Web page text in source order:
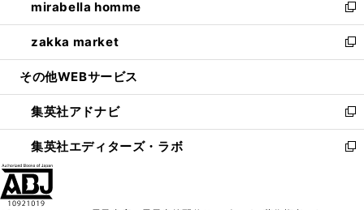
く
で
開
く
ド
ウ
で
開
ィ
ン
ド
ウ
開
く
い
ウ
ィ
ン
ウ
で
開
く
mirabella homme
新
し
い
ウ
ン
ド
ウ
で
zakka market
新
し
ウ
ィ
ン
ド
その他WEBサービス
集英社アドナビ
新
し
い
集英社エディターズ・ラボ
新